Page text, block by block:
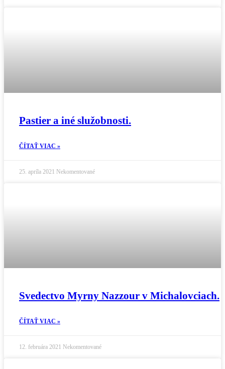
Pastier a iné služobnosti.
ČÍTAŤ VIAC »
25. apríla 2021 Nekomentované
Svedectvo Myrny Nazzour v Michalovciach.
ČÍTAŤ VIAC »
12. februára 2021 Nekomentované